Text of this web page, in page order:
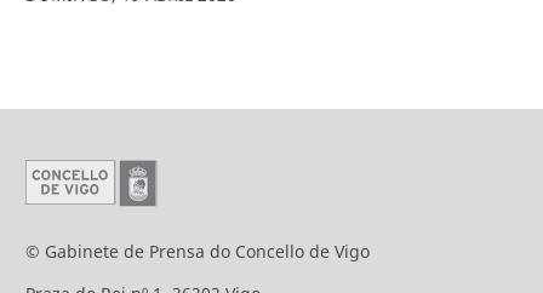
© Gabinete de Prensa do Concello de Vigo